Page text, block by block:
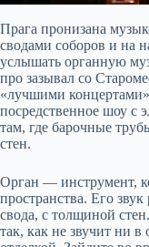
Прага пронизана
сводами соборов и на
услышать органную
про зазывал со
«лучшими
посредственное шоу
там, где барочные
стен.
Орган — инструмент,
пространства. Его
свода, с толщиной
так, как не звучит ни